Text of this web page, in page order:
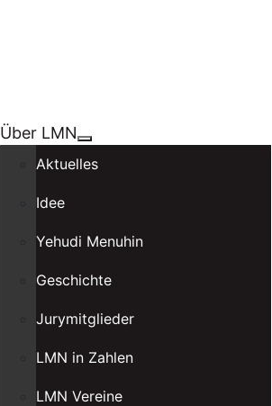
Über LMN
Aktuelles
Idee
Yehudi Menuhin
Geschichte
Jurymitglieder
LMN in Zahlen
LMN Vereine